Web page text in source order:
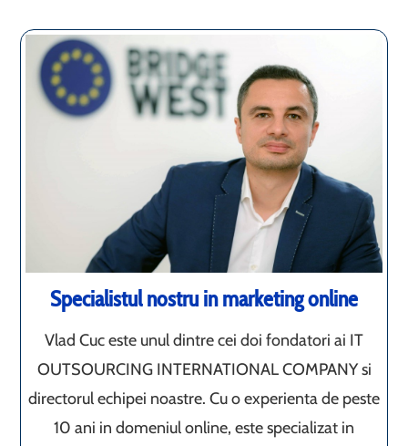
Specialistul nostru in marketing online
Vlad Cuc este unul dintre cei doi fondatori ai IT
OUTSOURCING INTERNATIONAL COMPANY si
directorul echipei noastre. Cu o experienta de peste
10 ani in domeniul online, este specializat in